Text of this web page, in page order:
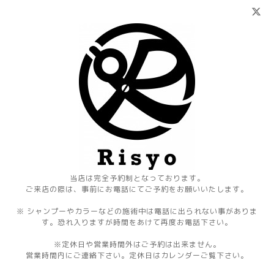
当店は完全予約制となっております。
ご来店の際は、事前にお電話にてご予約をお願いいたします。
※ シャンプーやカラーなどの施術中は電話に出られない事がありま
す。恐れ入りますが時間をあけて再度お電話下さい。
※定休日や営業時間外はご予約は出来ません。
営業時間内にご連絡下さい。定休日はカレンダーご覧下さい。